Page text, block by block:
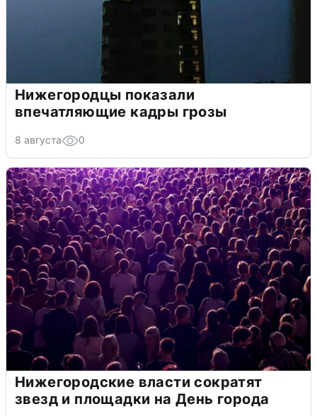
Нижегородцы показали
впечатляющие кадры грозы
8 августа 0
Нижегородские власти сократят
звезд и площадки на День города